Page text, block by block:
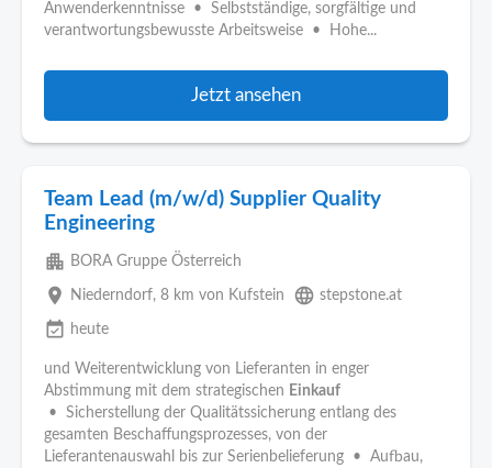
Anwenderkenntnisse • Selbstständige, sorgfältige und
verantwortungsbewusste Arbeitsweise • Hohe...
Jetzt ansehen
Team Lead (m/w/d) Supplier Quality
Engineering
apartment BORA Gruppe Österreich
place Niederndorf, 8 km von Kufstein language stepstone.at
event_available heute
und Weiterentwicklung von Lieferanten in enger
Abstimmung mit dem strategischen Einkauf
• Sicherstellung der Qualitätssicherung entlang des
gesamten Beschaffungsprozesses, von der
Lieferantenauswahl bis zur Serienbelieferung • Aufbau,